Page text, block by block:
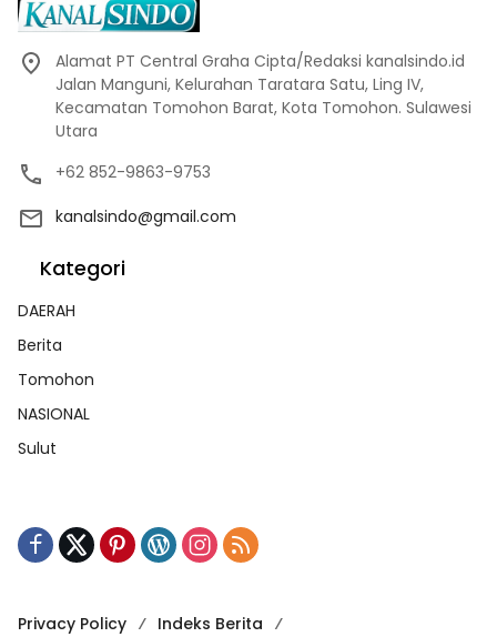
Alamat PT Central Graha Cipta/Redaksi kanalsindo.id
Jalan Manguni, Kelurahan Taratara Satu, Ling IV,
Kecamatan Tomohon Barat, Kota Tomohon. Sulawesi
Utara
+62 852-9863-9753
kanalsindo@gmail.com
Kategori
DAERAH
Berita
Tomohon
NASIONAL
Sulut
Privacy Policy Indeks Berita